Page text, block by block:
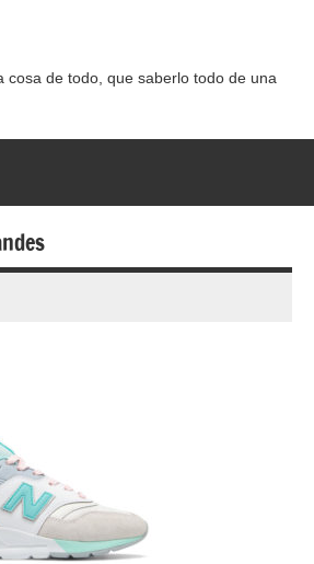
cosa de todo, que saberlo todo de una